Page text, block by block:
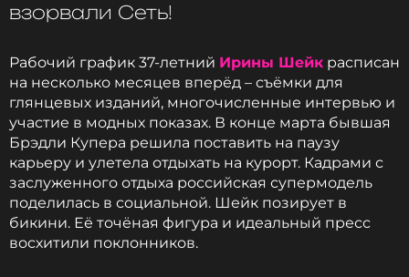
взорвали Сеть!
Рабочий график 37-летний Ирины Шейк расписан
на несколько месяцев вперёд – съёмки для
глянцевых изданий, многочисленные интервью и
участие в модных показах. В конце марта бывшая
Брэдли Купера решила поставить на паузу
карьеру и улетела отдыхать на курорт. Кадрами с
заслуженного отдыха российская супермодель
поделилась в социальной. Шейк позирует в
бикини. Её точёная фигура и идеальный пресс
восхитили поклонников.